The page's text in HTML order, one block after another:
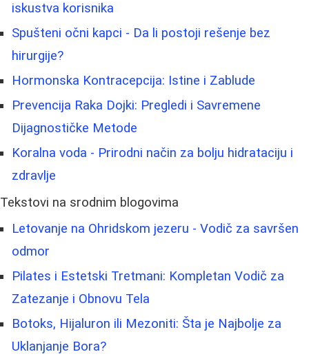
iskustva korisnika
Spušteni očni kapci - Da li postoji rešenje bez
hirurgije?
Hormonska Kontracepcija: Istine i Zablude
Prevencija Raka Dojki: Pregledi i Savremene
Dijagnostičke Metode
Koralna voda - Prirodni način za bolju hidrataciju i
zdravlje
Tekstovi na srodnim blogovima
Letovanje na Ohridskom jezeru - Vodič za savršen
odmor
Pilates i Estetski Tretmani: Kompletan Vodič za
Zatezanje i Obnovu Tela
Botoks, Hijaluron ili Mezoniti: Šta je Najbolje za
Uklanjanje Bora?